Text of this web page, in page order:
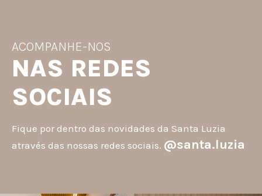
ACOMPANHE-NOS
NAS REDES
SOCIAIS
Fique por dentro das novidades da Santa Luzia
através das nossas redes sociais. @santa.luzia